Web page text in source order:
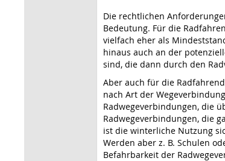
Die rechtlichen
Bedeutung. Für die
vielfach eher als
hinaus auch an der
sind, die dann durch den
Aber auch für die
nach Art der
Radwegeverbindungen, die
Radwegeverbindungen, die
ist die winterliche Nutzung
Werden aber z. B. Schulen
Befahrbarkeit der